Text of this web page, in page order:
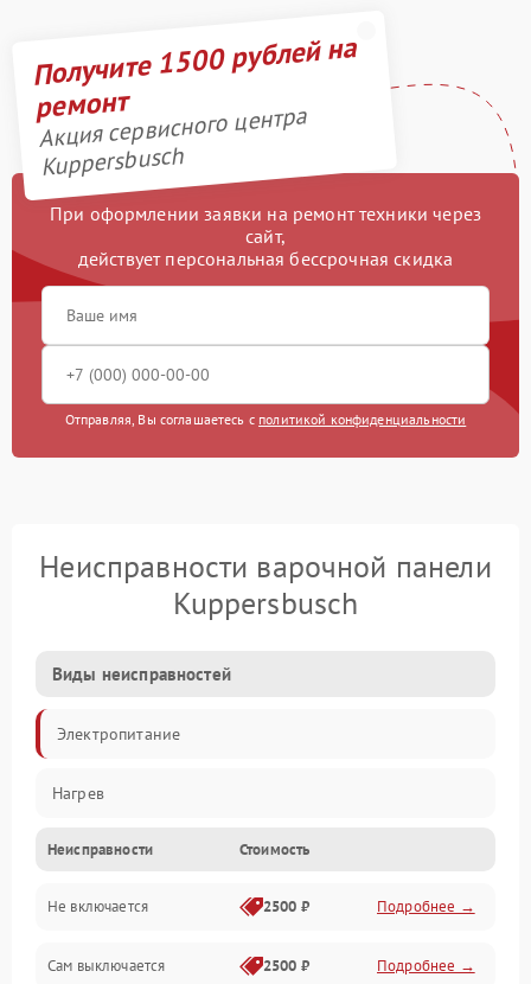
Получите 1500 рублей на
ремонт
Акция сервисного центра
Kuppersbusch
При оформлении заявки на ремонт техники через
сайт,
действует персональная бессрочная скидка
Отправляя, Вы соглашаетесь с политикой конфиденциальности
Неисправности варочной панели
Kuppersbusch
Виды неисправностей
Электропитание
Нагрев
Неисправности Стоимость
Не включается 2500 ₽ Подробнее →
Сам выключается 2500 ₽ Подробнее →